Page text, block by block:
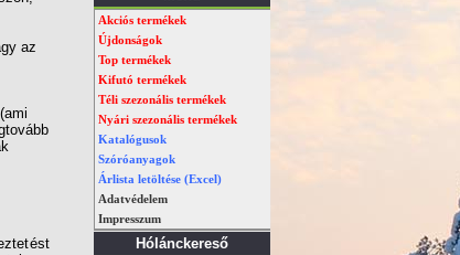
az
Akciós termékek
Újdonságok
Top termékek
Kifutó termékek
Téli szezonális termékek
Nyári szezonális termékek
Katalógusok
Szóróanyagok
Árlista letöltése (Excel)
Adatvédelem
Impresszum
Hólánckereső